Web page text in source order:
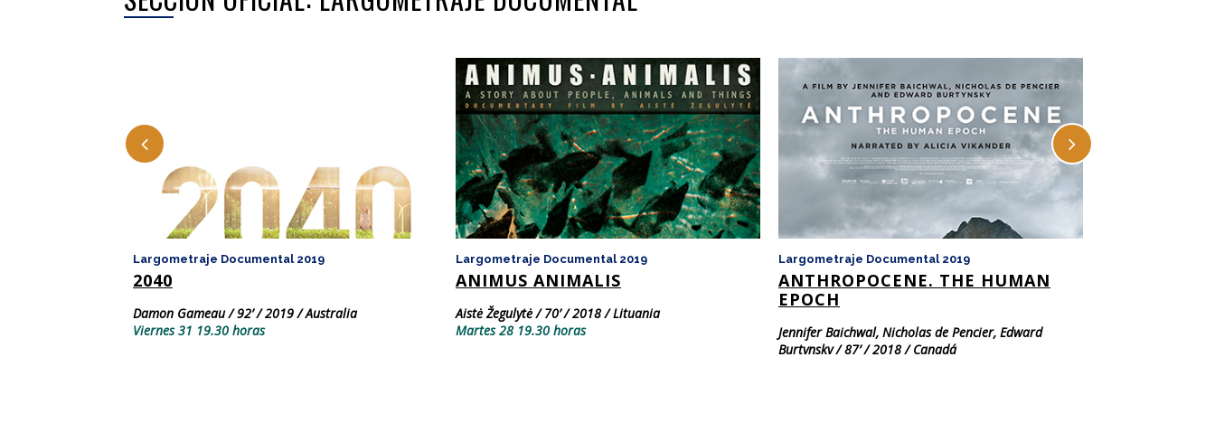
Largometraje Documental 2019
2040
Damon Gameau / 92’ / 2019 / Australia
Viernes 31 19.30 horas
Largometraje Documental 2019
ANIMUS ANIMALIS
Aistė Žegulytė / 70’ / 2018 / Lituania
Martes 28 19.30 horas
Largometraje Documental 2019
ANTHROPOCENE. THE HUMAN
EPOCH
Jennifer Baichwal, Nicholas de Pencier, Edward
Burtynsky / 87’ / 2018 / Canadá